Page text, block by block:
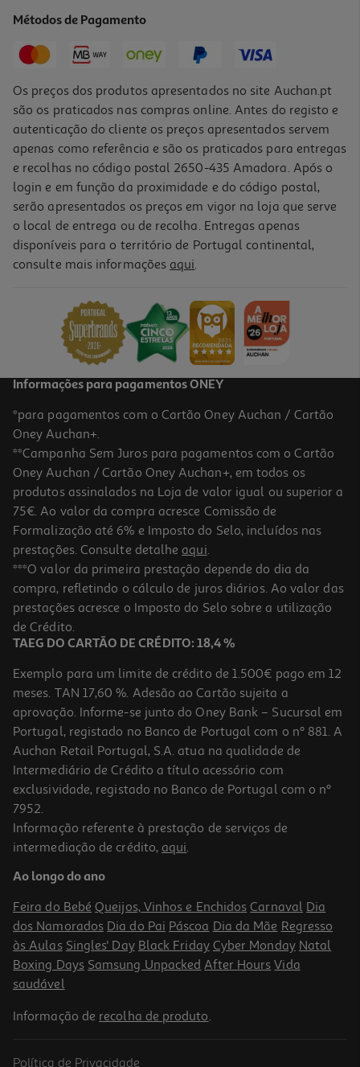
Métodos de Pagamento
Os preços dos produtos apresentados no site Auchan.pt
são os praticados nas compras online. Antes do registo e
autenticação do cliente os preços apresentados servem
apenas como referência e são os praticados para entregas
e recolhas no código postal 2650-435 Amadora. Após o
login e em função da proximidade e do código postal,
serão apresentados os preços em vigor na loja que serve
o local de entrega ou de recolha. Entregas apenas
disponíveis para o território de Portugal continental,
consulte mais informações aqui.
Informações para pagamentos ONEY
*para pagamentos com o Cartão Oney Auchan / Cartão
Oney Auchan+.
**Campanha Sem Juros para pagamentos com o Cartão
Oney Auchan / Cartão Oney Auchan+, em todos os
produtos assinalados na Loja de valor igual ou superior a
75€. Ao valor da compra acresce Comissão de
Formalização até 6% e Imposto do Selo, incluídos nas
prestações. Consulte detalhe aqui.
***O valor da primeira prestação depende do dia da
compra, refletindo o cálculo de juros diários. Ao valor das
prestações acresce o Imposto do Selo sobre a utilização
de Crédito.
TAEG DO CARTÃO DE CRÉDITO: 18,4 %
Exemplo para um limite de crédito de 1.500€ pago em 12
meses. TAN 17,60 %. Adesão ao Cartão sujeita a
aprovação. Informe-se junto do Oney Bank – Sucursal em
Portugal, registado no Banco de Portugal com o nº 881. A
Auchan Retail Portugal, S.A. atua na qualidade de
Intermediário de Crédito a título acessório com
exclusividade, registado no Banco de Portugal com o nº
7952.
Informação referente à prestação de serviços de
intermediação de crédito, aqui.
Ao longo do ano
Feira do Bebé Queijos, Vinhos e Enchidos Carnaval Dia
dos Namorados Dia do Pai Páscoa Dia da Mãe Regresso
às Aulas Singles' Day Black Friday Cyber Monday Natal
Boxing Days Samsung Unpacked After Hours Vida
saudável
Informação de recolha de produto.
Política de Privacidade